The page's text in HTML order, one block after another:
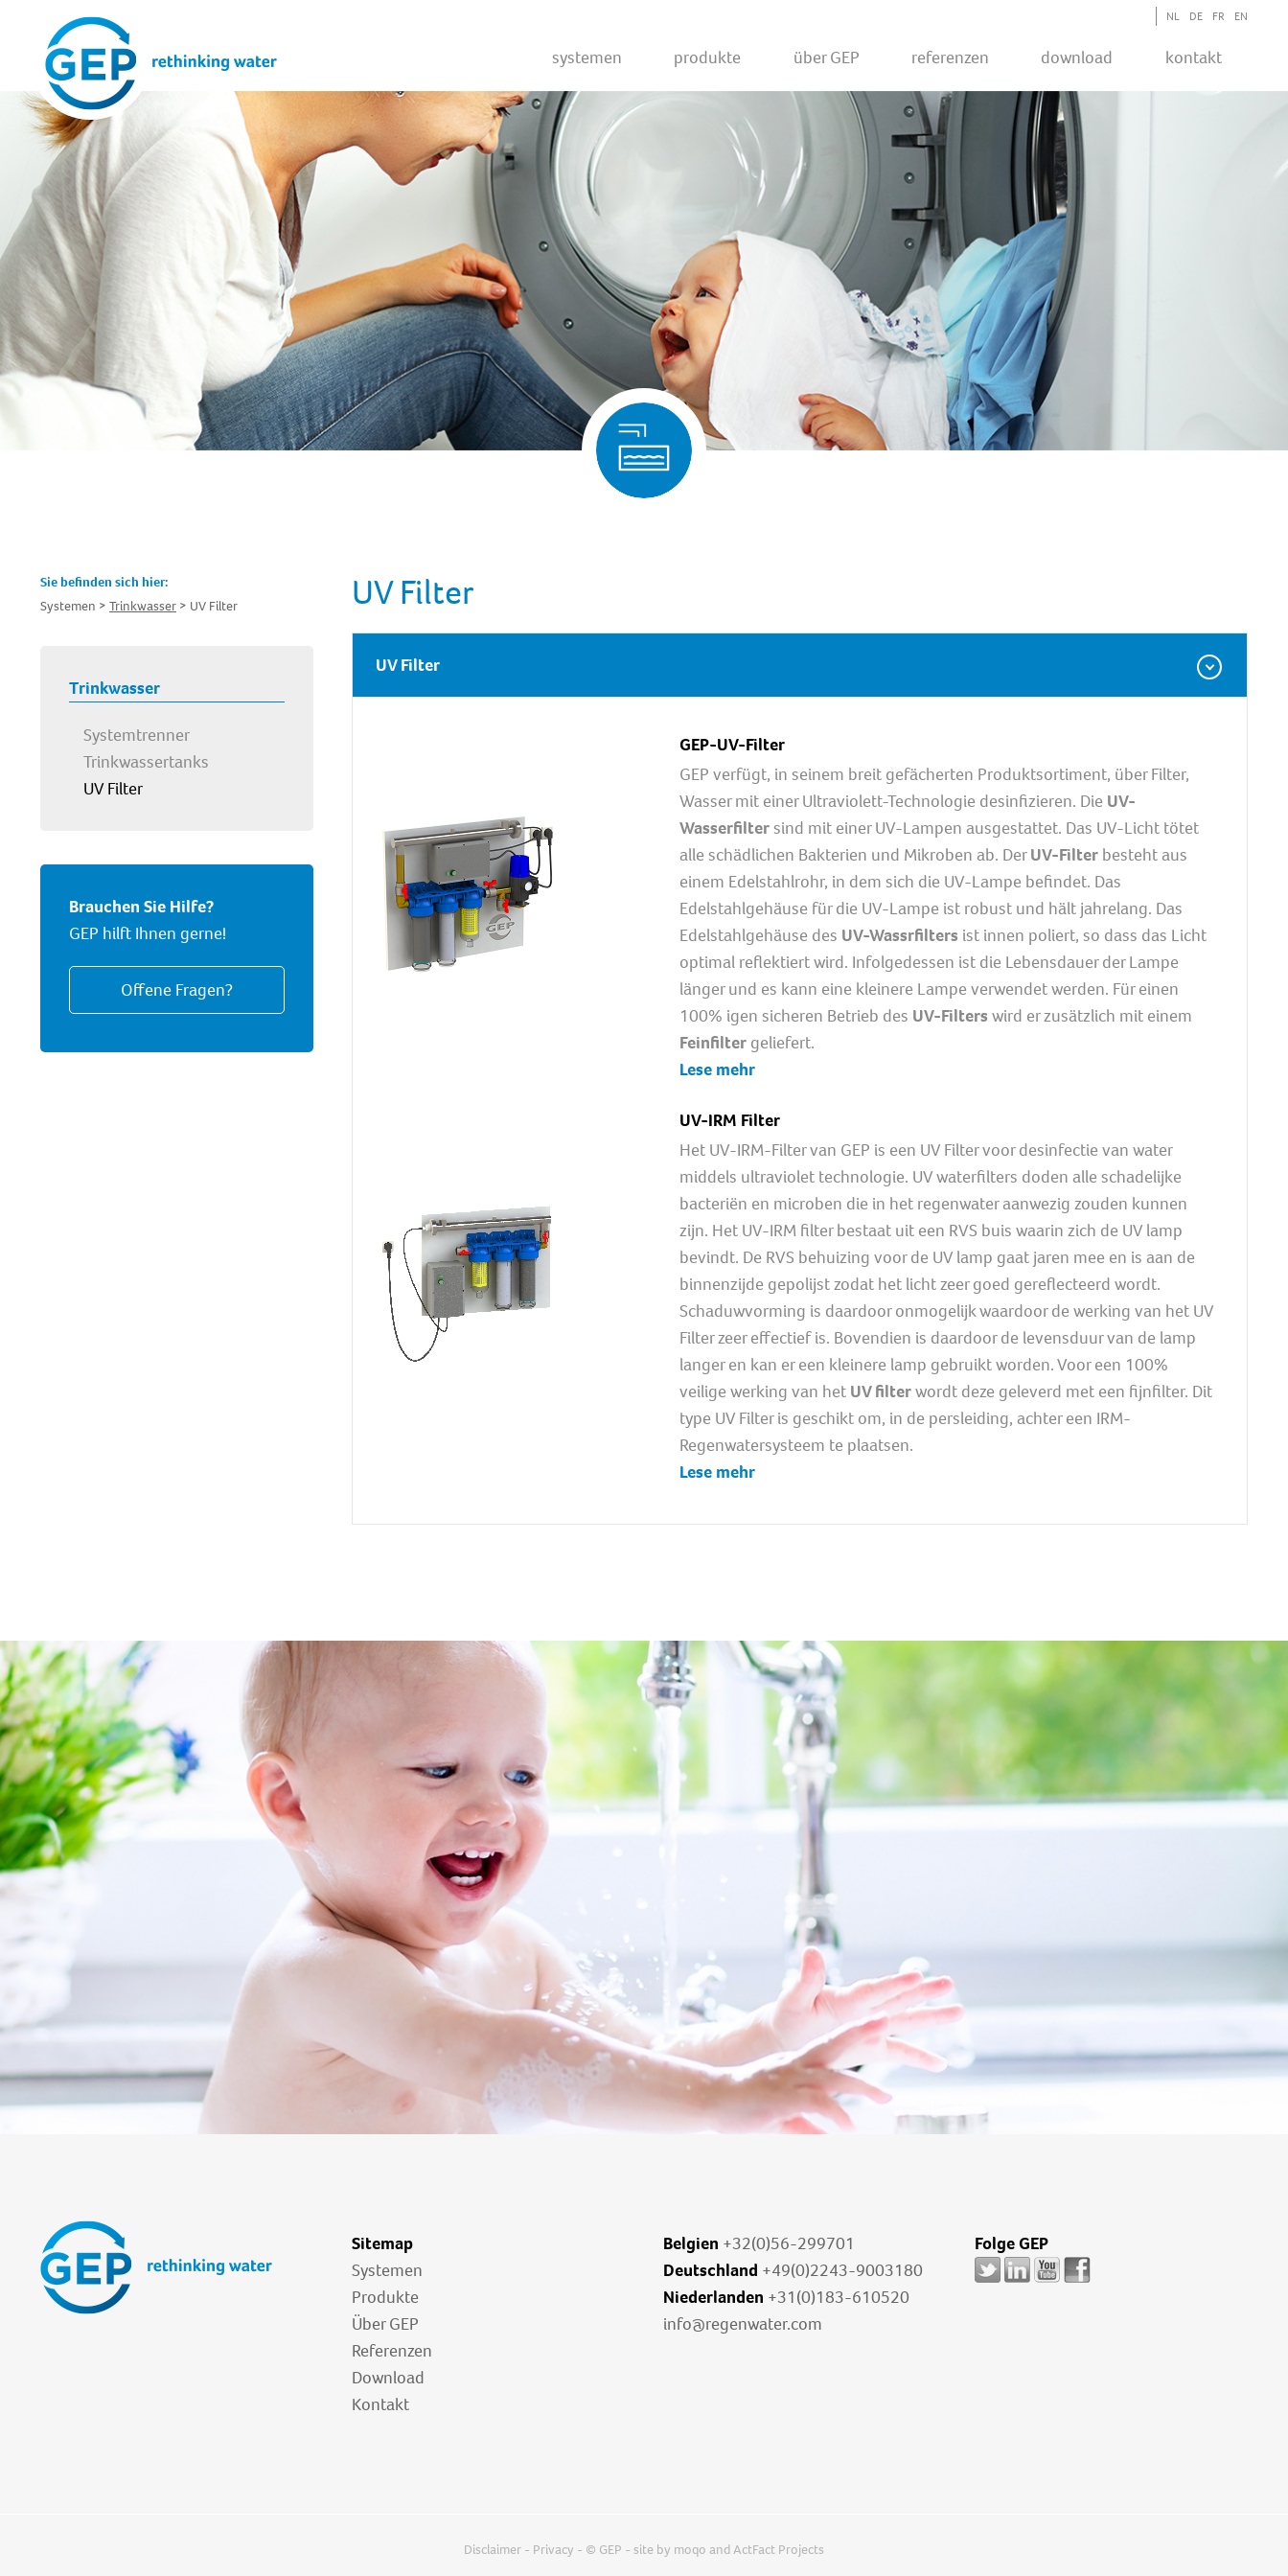
NL DE FR EN
Systemen Produkte Über GEP Referenzen Download Kontakt
Sie befinden sich hier:
Systemen
Trinkwasser UV Filter
Trinkwasser
Systemtrenner
Trinkwassertanks
UV Filter
Brauchen Sie Hilfe?
GEP hilft Ihnen gerne!
Offene Fragen?
UV Filter
UV Filter
GEP-UV-Filter
GEP verfügt, in seinem breit gefächerten Produktsortiment, über Filter,
Wasser mit einer Ultraviolett-Technologie desinfizieren. Die UV-
Wasserfiltersind mit einer UV-Lampen ausgestattet. Das UV-Licht tötet
alle schädlichen Bakterien und Mikroben ab. DerUV-Filterbesteht aus
einem Edelstahlrohr, in dem sich die UV-Lampe befindet. Das
Edelstahlgehäuse für die UV-Lampe ist robust und hält jahrelang. Das
Edelstahlgehäuse des UV-Wassrfilters ist innen poliert, so dass das Licht
optimal reflektiert wird. Infolgedessen ist die Lebensdauer der Lampe
länger und es kann eine kleinere Lampe verwendet werden. Für einen
100% igen sicheren Betrieb des UV-Filters wird er zusätzlich mit einem
Feinfiltergeliefert.
Lese mehr
UV-IRM Filter
Het UV-IRM-Filter van GEP is een UV Filter voor desinfectie van water
middels ultraviolet technologie. UV waterfilters doden alle schadelijke
bacteriën en microben die in het regenwater aanwezig zouden kunnen
zijn. Het UV-IRM filter bestaat uit een RVS buis waarin zich de UV lamp
bevindt. De RVS behuizing voor de UV lamp gaat jaren mee en is aan de
binnenzijde gepolijst zodat het licht zeer goed gereflecteerd wordt.
Schaduwvorming is daardoor onmogelijk waardoor de werking van het UV
Filter zeer effectief is. Bovendien is daardoor de levensduur van de lamp
langer en kan er een kleinere lamp gebruikt worden. Voor een 100%
veilige werking van het UV filterwordt deze geleverd met een fijnfilter. Dit
type UV Filter is geschikt om, in de persleiding, achter een IRM-
Regenwatersysteem te plaatsen.
Lese mehr
Sitemap
Systemen
Produkte
Über GEP
Referenzen
Download
Kontakt
Belgien +32(0)56-299701
Deutschland +49(0)2243-9003180
Niederlanden +31(0)183-610520
info@regenwater.com
Folge GEP
Disclaimer - Privacy - © GEP - site by moqo andActFact Projects